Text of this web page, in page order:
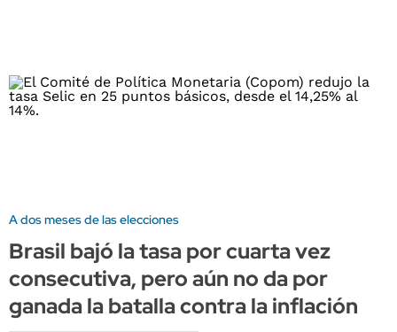
A dos meses de las elecciones
Brasil bajó la tasa por cuarta vez
consecutiva, pero aún no da por
ganada la batalla contra la inflación